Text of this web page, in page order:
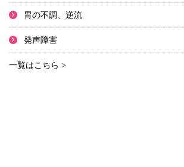
胃の不調、逆流
発声障害
一覧はこちら >